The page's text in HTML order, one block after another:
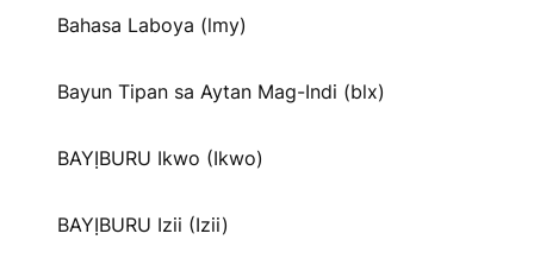
Bahasa Laboya (lmy)
Bayun Tipan sa Aytan Mag-Indi (blx)
BAYỊBURU Ikwo (Ikwo)
BAYỊBURU Izii (Izii)